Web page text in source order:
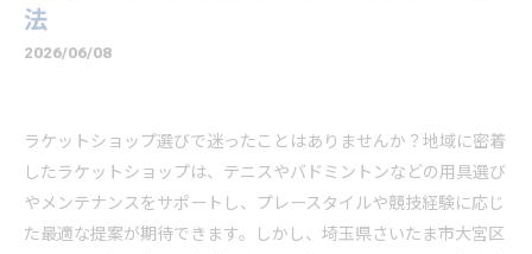
法
2026/06/08
ラケットショップ選びで迷ったことはありませんか？地域に密着
したラケットショップは、テニスやバドミントンなどの用具選び
やメンテナンスをサポートし、プレースタイルや競技経験に応じ
た最適な提案が期待できます。しかし、埼玉県さいたま市大宮区